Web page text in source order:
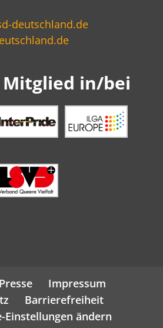
deutschland.de
in/bei
Presse
Impressum
Barrierefreiheit
Einstellungen ändern